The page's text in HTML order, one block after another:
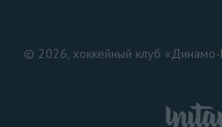
© 2026, хоккейный клуб